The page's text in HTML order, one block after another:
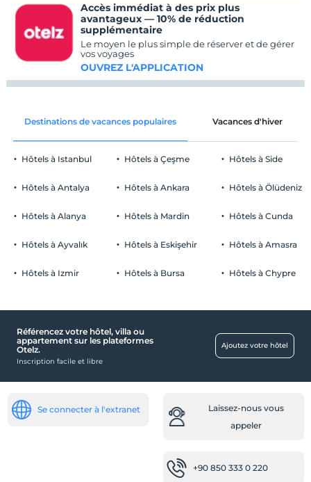
Accès immédiat à des prix plus
avantageux — 10% de réduction
supplémentaire
Le moyen le plus simple de réserver et de gérer
vos voyages
OUVREZ L'APPLICATION
Destinations de vacances populaires Vacances d'hiver
Hôtels à Istanbul
Hôtels à Antalya
Hôtels à Alanya
Hôtels à Ayvalık
Hôtels à Izmir
Hôtels à Çeşme
Hôtels à Ankara
Hôtels à Mardin
Hôtels à Eskişehir
Hôtels à Bursa
Hôtels à Side
Hôtels à Ölüdeniz
Hôtels à Cunda
Hôtels à Amasra
Hôtels à Chypre
Référencez votre hôtel, villa ou
appartement sur les plateformes
Otelz.
Inscription facile et libre
Ajoutez votre hôtel
Se connecter à l'extranet
Laissez-nous vous
appeler
+90 850 333 0 220